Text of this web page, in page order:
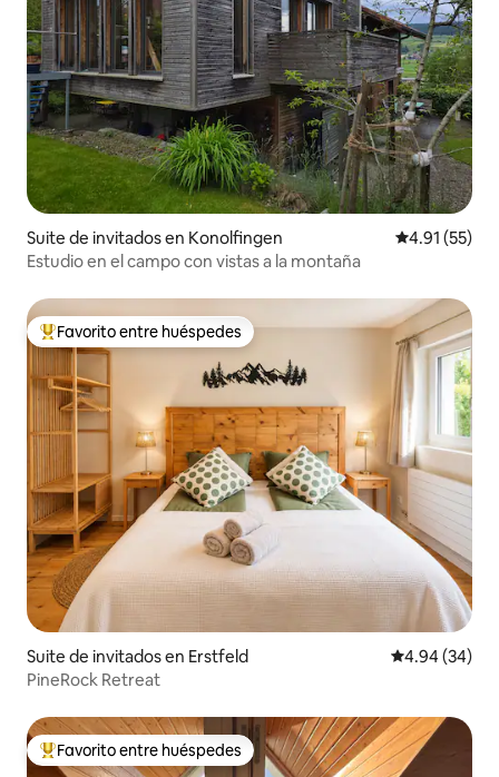
Suite de invitados en Konolfingen Calificación
4.91 (55)
Estudio en el campo con vistas a la montaña
Favorito entre huéspedes preferido
Favorito entre huéspedes
Suite de invitados en Erstfeld Calificación
4.94 (34)
PineRock Retreat
Favorito entre huéspedes preferido
Favorito entre huéspedes